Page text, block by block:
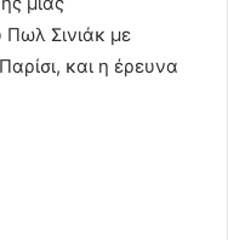
Σινιάκ με
και η έρευνα